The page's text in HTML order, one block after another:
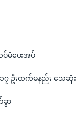
ပေးအပ်
၁၇ ဦးထက်မနည်း သေဆုံး
ခွာ